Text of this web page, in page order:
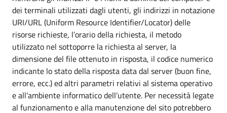
dei terminali utilizzati dagli utenti, gli indirizzi in notazione
URI/URL (Uniform Resource Identifier/Locator) delle
risorse richieste, l’orario della richiesta, il metodo
utilizzato nel sottoporre la richiesta al server, la
dimensione del file ottenuto in risposta, il codice numerico
indicante lo stato della risposta data dal server (buon fine,
errore, ecc.) ed altri parametri relativi al sistema operativo
e all’ambiente informatico dell’utente. Per necessità legate
al funzionamento e alla manutenzione del sito potrebbero